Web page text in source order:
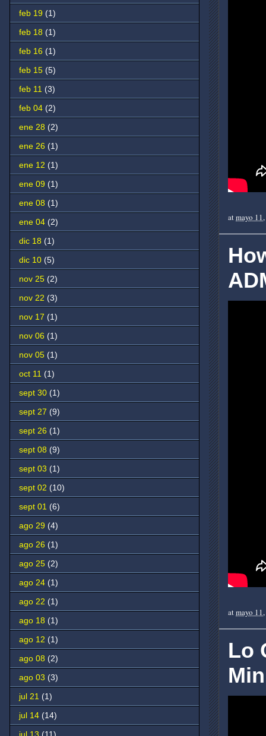
atmayo
atmayo
Lo
feb 19 (1)
feb 18 (1)
feb 16 (1)
feb 15 (5)
feb 11 (3)
feb 04 (2)
ene 28 (2)
ene 26 (1)
ene 12 (1)
ene 09 (1)
ene 08 (1)
ene 04 (2)
dic 18 (1)
dic 10 (5)
nov 25 (2)
nov 22 (3)
nov 17 (1)
nov 06 (1)
nov 05 (1)
oct 11 (1)
sept 30 (1)
sept 27 (9)
sept 26 (1)
sept 08 (9)
sept 03 (1)
sept 02 (10)
sept 01 (6)
ago 29 (4)
ago 26 (1)
ago 25 (2)
ago 24 (1)
ago 22 (1)
ago 18 (1)
ago 12 (1)
ago 08 (2)
ago 03 (3)
jul 21 (1)
jul 14 (14)